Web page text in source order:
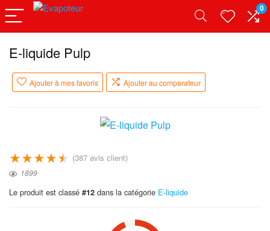
0
E-liquide Pulp
Ajouter à mes favoris Ajouter au comparateur
★★★★★ (387 avis client)
1899
Le produit est classé #12 dans la catégorie E-liquide